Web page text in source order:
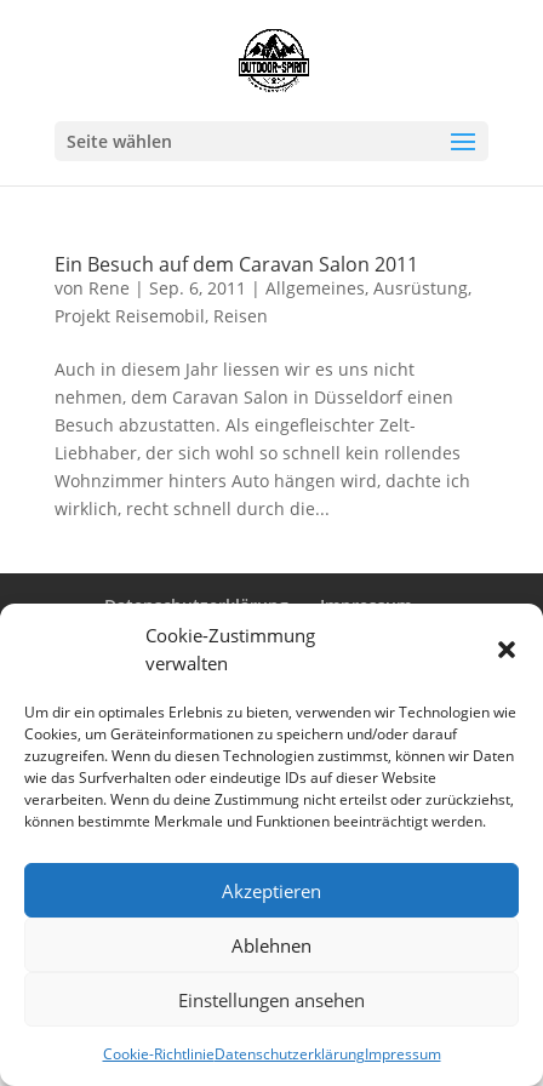
Cookie-Zustimmung
verwalten
Um dir ein optimales Erlebnis zu bieten, verwenden wir Technologien wie
Cookies, um Geräteinformationen zu speichern und/oder darauf
zuzugreifen. Wenn du diesen Technologien zustimmst, können wir Daten
wie das Surfverhalten oder eindeutige IDs auf dieser Website
verarbeiten. Wenn du deine Zustimmung nicht erteilst oder zurückziehst,
können bestimmte Merkmale und Funktionen beeinträchtigt werden.
Akzeptieren
Ablehnen
Einstellungen ansehen
Cookie-RichtlinieDatenschutzerklärungImpressum
Seite wählen
Ein Besuch auf dem Caravan Salon 2011
von Rene | Sep. 6, 2011 | Allgemeines, Ausrüstung,
Projekt Reisemobil, Reisen
Auch in diesem Jahr liessen wir es uns nicht
nehmen, dem Caravan Salon in Düsseldorf einen
Besuch abzustatten. Als eingefleischter Zelt-
Liebhaber, der sich wohl so schnell kein rollendes
Wohnzimmer hinters Auto hängen wird, dachte ich
wirklich, recht schnell durch die...
Datenschutzerklärung
Impressum
Cookie-Richtlinie (EU)
Designed byElegant Themes| Powered by
WordPress